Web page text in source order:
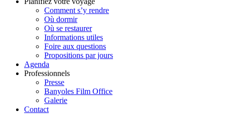
Comment s’y rendre
Où dormir
Où se restaurer
Informations utiles
Foire aux questions
Propositions par jours
Agenda
Professionnels
Presse
Banyoles Film Office
Galerie
Contact